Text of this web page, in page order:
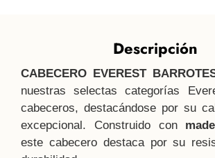
Descripción
CABECERO EVEREST
nuestras selectas categorías
cabeceros, destacándose por su
excepcional. Construido con
este cabecero destaca por su